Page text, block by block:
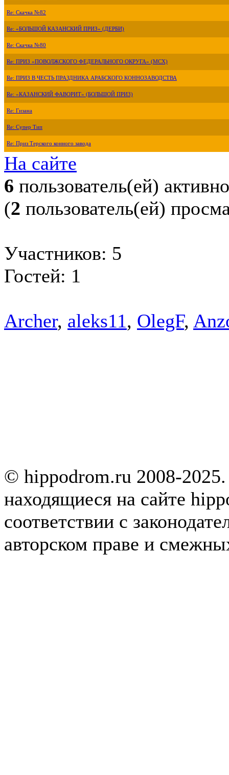
Re: Скачка №82
Re: «БОЛЬШОЙ КАЗАНСКИЙ ПРИЗ» (ДЕРБИ)
Re: Скачка №80
Re: ПРИЗ «ПОВОЛЖСКОГО ФЕДЕРАЛЬНОГО ОКРУГА» (МСХ)
Re: ПРИЗ В ЧЕСТЬ ПРАЗДНИКА АРАБСКОГО КОННОЗАВОДСТВА
Re: «КАЗАНСКИЙ ФАВОРИТ» (БОЛЬШОЙ ПРИЗ)
Re: Гизана
Re: Супер Тип
Re: Приз Терского конного завода
На сайте
6 пользователь(ей) активно
(2 пользователь(ей)
Участников: 5
Гостей: 1
Archer, aleks11, OlegF,
© hippodrom.ru 2008-
находящиеся на сайте
соответствии с
авторском праве и